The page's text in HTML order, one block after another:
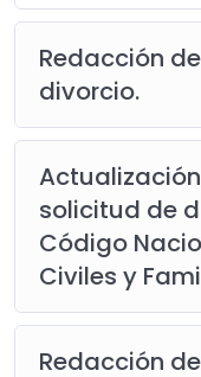
Redacción
divorcio.
solicitud de
Código
Civiles y
Redacción